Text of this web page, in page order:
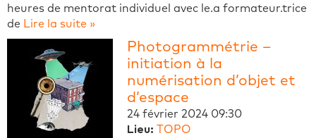
heures de mentorat individuel avec le.a formateur.trice
de Lire la suite »
Photogrammétrie –
initiation à la
numérisation d’objet et
d’espace
24 février 2024 09:30
Lieu: TOPO